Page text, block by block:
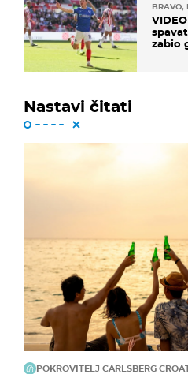
BRAVO,
zabio
Nastavi čitati
POKROVITELJ CARLSBERG